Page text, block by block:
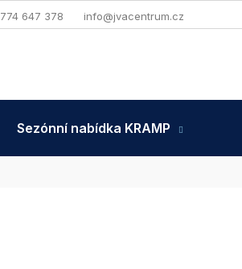
647 378 info@jvacentrum.cz
Sezónní nabídka KRAMP